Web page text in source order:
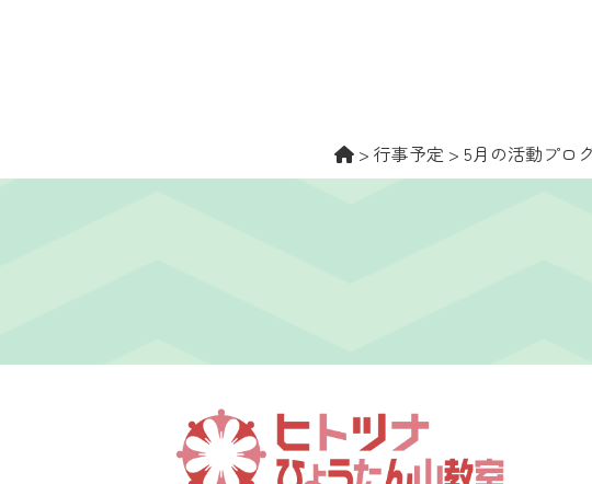
> 行事予定 > 5月の活動プロ